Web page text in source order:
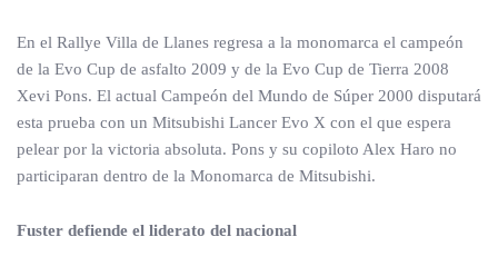
En el Rallye Villa de Llanes regresa a la monomarca el campeón
de la Evo Cup de asfalto 2009 y de la Evo Cup de Tierra 2008
Xevi Pons. El actual Campeón del Mundo de Súper 2000 disputará
esta prueba con un Mitsubishi Lancer Evo X con el que espera
pelear por la victoria absoluta. Pons y su copiloto Alex Haro no
participaran dentro de la Monomarca de Mitsubishi.
Fuster defiende el liderato del nacional